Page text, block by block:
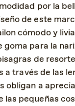
por la
de este
cómodo y
goma para la
de
a través de las
obligan a
las pequeñas